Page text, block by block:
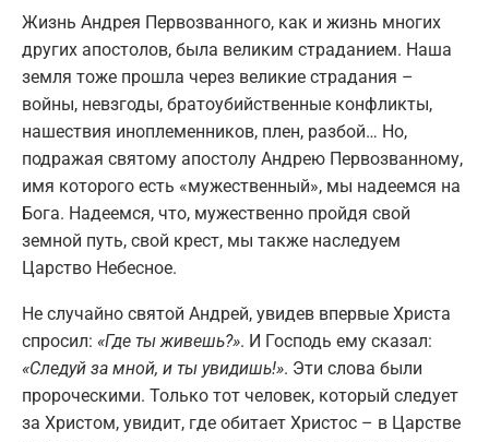
Жизнь Андрея Первозванного, как и жизнь многих
других апостолов, была великим страданием. Наша
земля тоже прошла через великие страдания –
войны, невзгоды, братоубийственные конфликты,
нашествия иноплеменников, плен, разбой… Но,
подражая святому апостолу Андрею Первозванному,
имя которого есть «мужественный», мы надеемся на
Бога. Надеемся, что, мужественно пройдя свой
земной путь, свой крест, мы также наследуем
Царство Небесное.
Не случайно святой Андрей, увидев впервые Христа
спросил: «Где ты живешь?». И Господь ему сказал:
«Следуй за мной, и ты увидишь!». Эти слова были
пророческими. Только тот человек, который следует
за Христом, увидит, где обитает Христос – в Царстве